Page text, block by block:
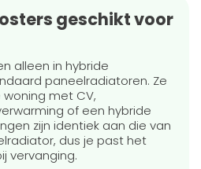
geschikt voor
alleen in hybride
paneelradiatoren. Ze
woning met CV,
of een hybride
zijn identiek aan die van
dus je past het
vervanging.